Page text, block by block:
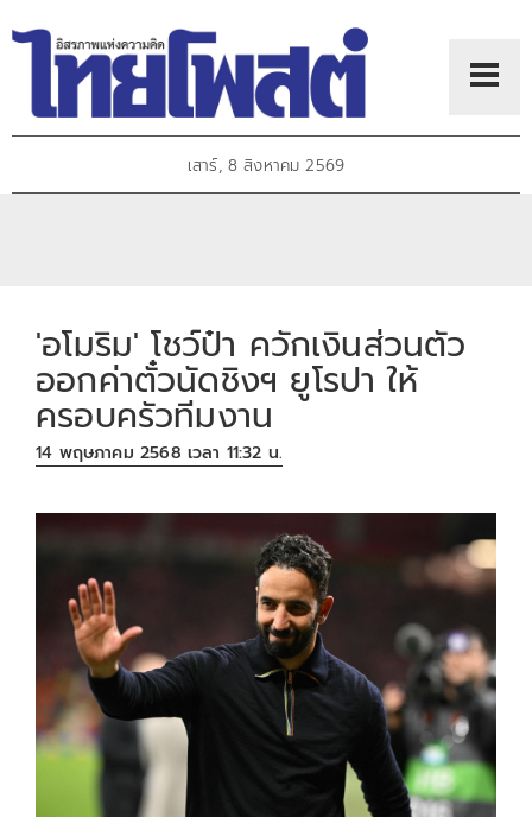
เสาร์, 8 สิงหาคม 2569
'อโมริม' โชว์ป๋า ควักเงินส่วนตัว
ออกค่าตั๋วนัดชิงฯ ยูโรปา ให้
ครอบครัวทีมงาน
14 พฤษภาคม 2568 เวลา 11:32 น.